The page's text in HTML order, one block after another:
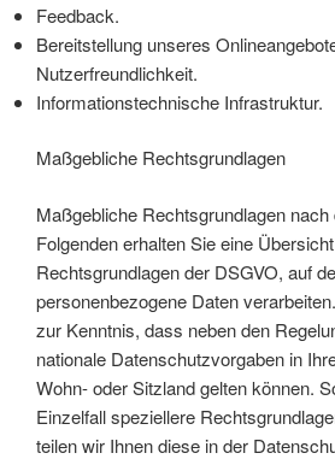
Feedback.
Bereitstellung unseres
Nutzerfreundlichkeit.
Informationstechnische Infrastruktur.
Maßgebliche Rechtsgrundlagen
Maßgebliche Rechtsgrundlagen
Folgenden erhalten Sie eine
Rechtsgrundlagen der DSGVO, auf
personenbezogene Daten
zur Kenntnis, dass neben den
nationale Datenschutzvorgaben in
Wohn- oder Sitzland gelten können.
Einzelfall speziellere
teilen wir Ihnen diese in der